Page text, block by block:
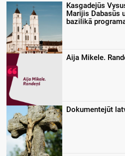
Kasgadejūs
Marijis Dabasūs
bazilikā
Aija Mikele.
Dokumentejūt